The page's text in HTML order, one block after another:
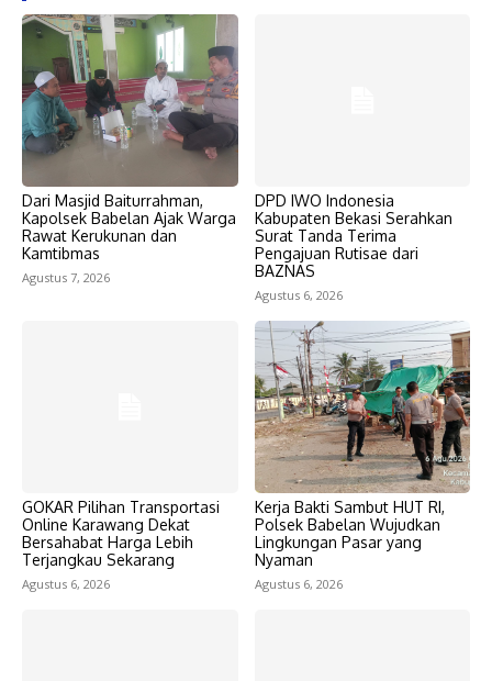
Dari Masjid Baiturrahman,
Kapolsek Babelan Ajak Warga
Rawat Kerukunan dan
Kamtibmas
Agustus 7, 2026
DPD IWO Indonesia
Kabupaten Bekasi Serahkan
Surat Tanda Terima
Pengajuan Rutisae dari
BAZNAS
Agustus 6, 2026
GOKAR Pilihan Transportasi
Online Karawang Dekat
Bersahabat Harga Lebih
Terjangkau Sekarang
Agustus 6, 2026
Kerja Bakti Sambut HUT RI,
Polsek Babelan Wujudkan
Lingkungan Pasar yang
Nyaman
Agustus 6, 2026